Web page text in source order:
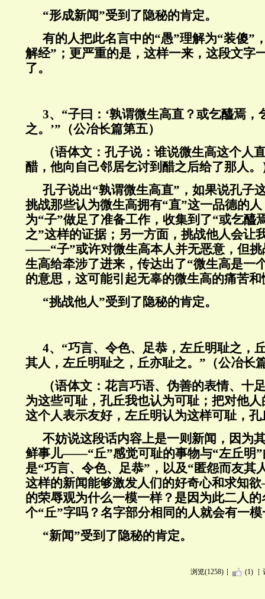
“形成新闻”受到了隐秘的肯定。
有的人把此名言中的“愚”理解为“装傻”
解经”；更严重的是，这样一来，这段文字
了。
3、“子曰：‘孰谓微生高直？或乞醯焉，
之。’”（公冶长篇第五）
（语体文：孔子说：谁说微生高这个人
醋，他向自己邻居乞讨到醋之后给了那人。
孔子说出“孰谓微生高直”，如果说孔
挑战那些认为微生高拥有“直”这一品德的
为“子”做足了准备工作，收集到了“或乞醯
之”这样的证据；另一方面，挑战他人会让
——“子”或许对微生高本人并无恶意，但挑
生高给牵涉了进来，传达出了“微生高是一
的意思，这可能引起无辜的微生高的痛苦和
“挑战他人”受到了隐秘的肯定。
4、“巧言、令色、足恭，左丘明耻之，
其人，左丘明耻之，丘亦耻之。”（公冶长
（语体文：花言巧语、伪善的表情、十
为这些可耻，孔丘我也认为可耻；把对他
这个人表示友好，左丘明认为这样可耻，
不妨说这段话内容上是一则新闻，因为
鲜事儿——“丘”感觉可耻的事物与“左丘明”
是“巧言、令色、足恭”，以及“匿怨而友其
这样的新闻能够激发人们的好奇心和求知
的荣辱观为什么一模一样？是因为此二人
个“丘”字吗？名字部分相同的人就会有一
“新闻”受到了隐秘的肯定。
浏览(1258) (1)